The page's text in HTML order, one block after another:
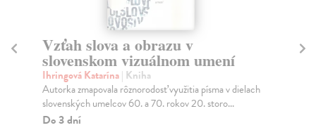
Vzťah slova a obrazu v
slovenskom vizuálnom umení
Ihringová Katarína| Kniha
Autorka zmapovala rôznorodosť využitia písma v dielach
slovenských umelcov 60. a 70. rokov 20. storo...
Do 3 dní